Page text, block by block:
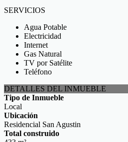
SERVICIOS
Agua Potable
Electricidad
Internet
Gas Natural
TV por Satélite
Teléfono
DETALLES DEL INMUEBLE
Tipo de Inmueble
Local
Ubicación
Residencial San Agustin
Total construido